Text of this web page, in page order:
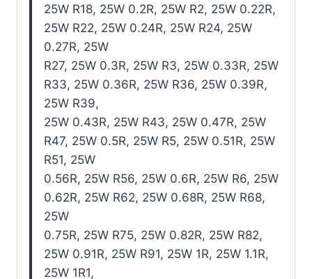
25W R18, 25W 0.2R, 25W R2, 25W 0.22R,
25W R22, 25W 0.24R, 25W R24, 25W
0.27R, 25W
R27, 25W 0.3R, 25W R3, 25W 0.33R, 25W
R33, 25W 0.36R, 25W R36, 25W 0.39R,
25W R39,
25W 0.43R, 25W R43, 25W 0.47R, 25W
R47, 25W 0.5R, 25W R5, 25W 0.51R, 25W
R51, 25W
0.56R, 25W R56, 25W 0.6R, 25W R6, 25W
0.62R, 25W R62, 25W 0.68R, 25W R68,
25W
0.75R, 25W R75, 25W 0.82R, 25W R82,
25W 0.91R, 25W R91, 25W 1R, 25W 1.1R,
25W 1R1,